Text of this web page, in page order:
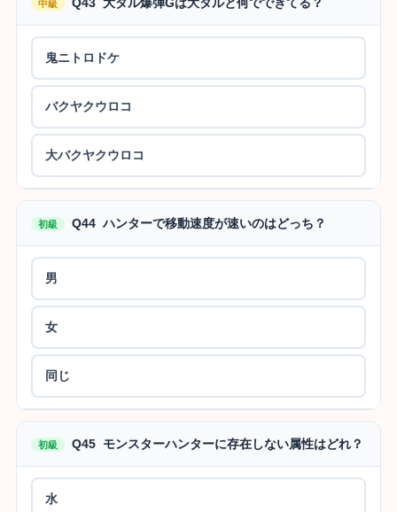
中級
鬼ニトロドケ
バクヤクウロコ
大バクヤクウロコ
初級 Q44 ハンターで移動速度が速いのはどっち？
男
女
同じ
初級 Q45 モンスターハンターに存在しない属性はどれ？
水